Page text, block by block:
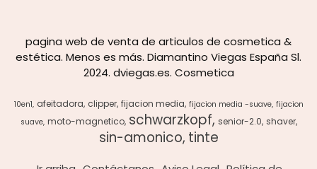
pagina web de venta de articulos de cosmetica &
estética. Menos es más. Diamantino Viegas España Sl.
2024. dviegas.es. Cosmetica
10en1 afeitadora clipper fijacion media fijacion media -suave fijacion
suave moto-magnetico schwarzkopf senior-2.0 shaver
sin-amonico tinte